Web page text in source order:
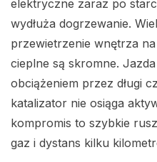
elektryczne zaraz po
wydłuża dogrzewanie.
przewietrzenie wnętrza
cieplne są skromne.
obciążeniem przez długi
katalizator nie osiąga
kompromis to szybkie
gaz i dystans kilku